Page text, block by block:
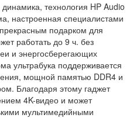
технология HP Audio
настроенная специалистами
подарком для
работать до 9 ч. без
и энергосберегающих
ультрабука поддерживается
мощной памятью DDR4 и
Благодаря этому гаджет
4K-видео и может
мультимедийными